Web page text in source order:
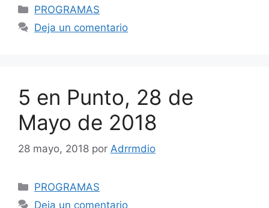
Categorías
PROGRAMAS
Deja un comentario
5 en Punto, 28 de
Mayo de 2018
28 mayo, 2018 por Adrrmdio
Categorías
PROGRAMAS
Deja un comentario